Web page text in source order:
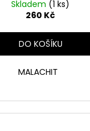
Skladem (1 ks)
260 Kč
DO KOŠÍKU
MALACHIT